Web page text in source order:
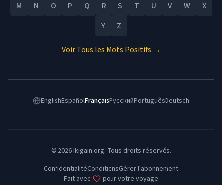
M
N O P Q R S T U V W
X
Y
Z
Voir Tous les Mots Positifs →
EnglishEspañolFrançaisРусскийPortuguêsDeutsch
© 2026Ikigain.org. Tous droits réservés.
ConfidentialitéConditionsGérer l'abonnement
Fait avec
pour votre voyage